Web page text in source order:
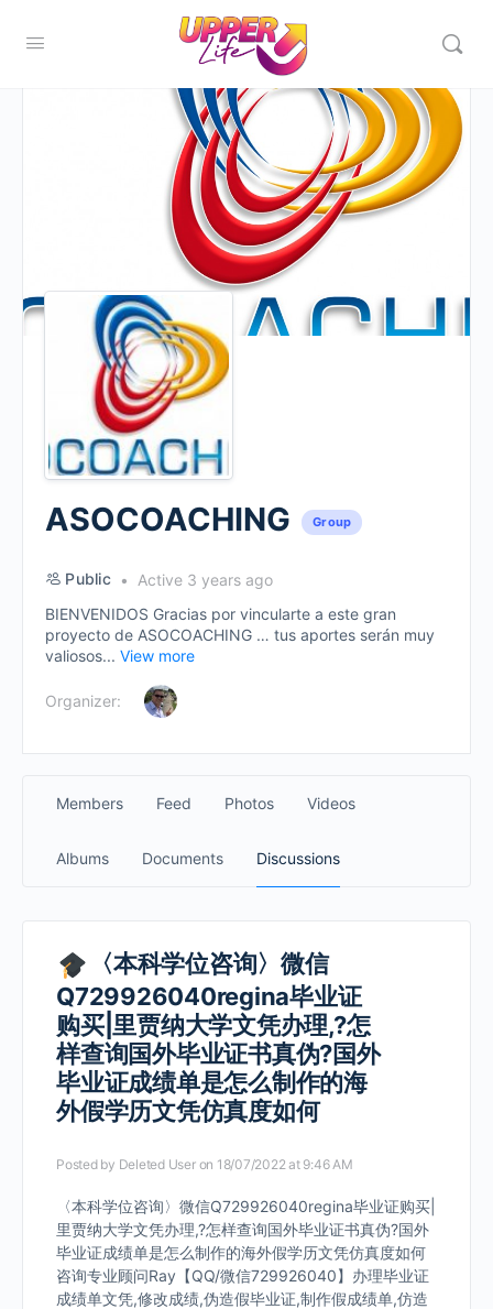
ASOCOACHING Group
Public
Active 3 years ago
BIENVENIDOS Gracias por vincularte a este gran
proyecto de ASOCOACHING … tus aportes serán muy
valiosos... View more
Organizer:
Members Feed Photos Videos
Albums Documents Discussions
〈本科学位咨询〉微信
Q729926040regina毕业证
购买|里贾纳大学文凭办理,?怎
样查询国外毕业证书真伪?国外
毕业证成绩单是怎么制作的海
外假学历文凭仿真度如何
Posted by Deleted User on 18/07/2022 at 9:46 AM
〈本科学位咨询〉微信Q729926040regina毕业证购买|
里贾纳大学文凭办理,?怎样查询国外毕业证书真伪?国外
毕业证成绩单是怎么制作的海外假学历文凭仿真度如何
咨询专业顾问Ray【QQ/微信729926040】办理毕业证
成绩单文凭,修改成绩,伪造假毕业证,制作假成绩单,仿造